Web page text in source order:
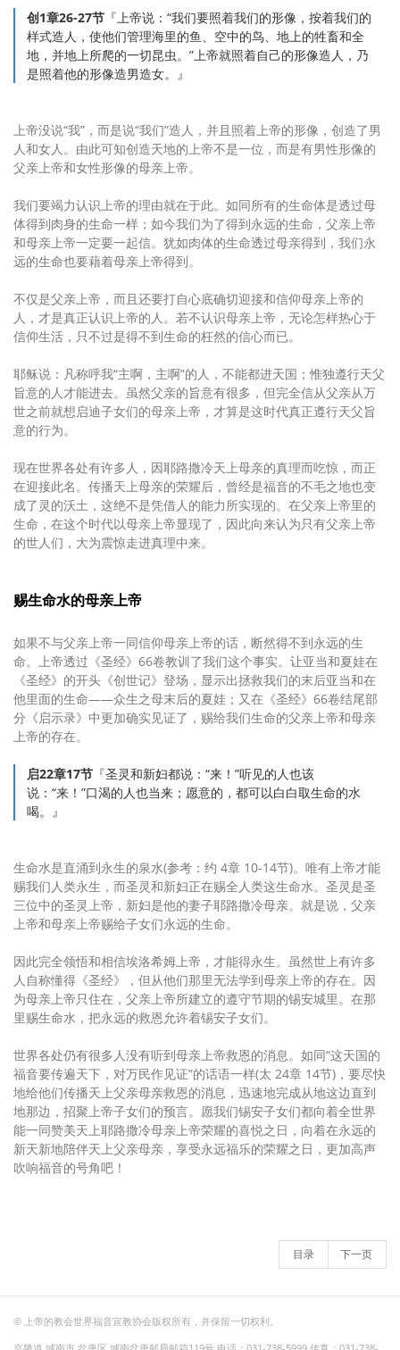
创1章26-27节 『上帝说：“我们要照着我们的形像，按着我们的
样式造人，使他们管理海里的鱼、空中的鸟、地上的牲畜和全
地，并地上所爬的一切昆虫。”上帝就照着自己的形像造人，乃
是照着他的形像造男造女。』
上帝没说“我”，而是说“我们”造人，并且照着上帝的形像，创造了男
人和女人。由此可知创造天地的上帝不是一位，而是有男性形像的
父亲上帝和女性形像的母亲上帝。
我们要竭力认识上帝的理由就在于此。如同所有的生命体是透过母
体得到肉身的生命一样；如今我们为了得到永远的生命，父亲上帝
和母亲上帝一定要一起信。犹如肉体的生命透过母亲得到，我们永
远的生命也要藉着母亲上帝得到。
不仅是父亲上帝，而且还要打自心底确切迎接和信仰母亲上帝的
人，才是真正认识上帝的人。若不认识母亲上帝，无论怎样热心于
信仰生活，只不过是得不到生命的枉然的信心而已。
耶稣说：凡称呼我“主啊，主啊”的人，不能都进天国；惟独遵行天父
旨意的人才能进去。虽然父亲的旨意有很多，但完全信从父亲从万
世之前就想启迪子女们的母亲上帝，才算是这时代真正遵行天父旨
意的行为。
现在世界各处有许多人，因耶路撒冷天上母亲的真理而吃惊，而正
在迎接此名。传播天上母亲的荣耀后，曾经是福音的不毛之地也变
成了灵的沃土，这绝不是凭借人的能力所实现的。在父亲上帝里的
生命，在这个时代以母亲上帝显现了，因此向来认为只有父亲上帝
的世人们，大为震惊走进真理中来。
赐生命水的母亲上帝
如果不与父亲上帝一同信仰母亲上帝的话，断然得不到永远的生
命。上帝透过《圣经》66卷教训了我们这个事实。让亚当和夏娃在
《圣经》的开头《创世记》登场，显示出拯救我们的末后亚当和在
他里面的生命——众生之母末后的夏娃；又在《圣经》66卷结尾部
分《启示录》中更加确实见证了，赐给我们生命的父亲上帝和母亲
上帝的存在。
启22章17节 『圣灵和新妇都说：“来！”听见的人也该
说：“来！”口渴的人也当来；愿意的，都可以白白取生命的水
喝。』
生命水是直涌到永生的泉水(参考：约 4章 10-14节)。唯有上帝才能
赐我们人类永生，而圣灵和新妇正在赐全人类这生命水。圣灵是圣
三位中的圣灵上帝，新妇是他的妻子耶路撒冷母亲。就是说，父亲
上帝和母亲上帝赐给子女们永远的生命。
因此完全领悟和相信埃洛希姆上帝，才能得永生。虽然世上有许多
人自称懂得《圣经》，但从他们那里无法学到母亲上帝的存在。因
为母亲上帝只住在，父亲上帝所建立的遵守节期的锡安城里。在那
里赐生命水，把永远的救恩允许着锡安子女们。
世界各处仍有很多人没有听到母亲上帝救恩的消息。如同“这天国的
福音要传遍天下，对万民作见证”的话语一样(太 24章 14节)，要尽快
地给他们传播天上父亲母亲救恩的消息，迅速地完成从地这边直到
地那边，招聚上帝子女们的预言。愿我们锡安子女们都向着全世界
能一同赞美天上耶路撒冷母亲上帝荣耀的喜悦之日，向着在永远的
新天新地陪伴天上父亲母亲，享受永远福乐的荣耀之日，更加高声
吹响福音的号角吧！
目录 下一页
© 上帝的教会世界福音宣教协会版权所有，并保留一切权利。